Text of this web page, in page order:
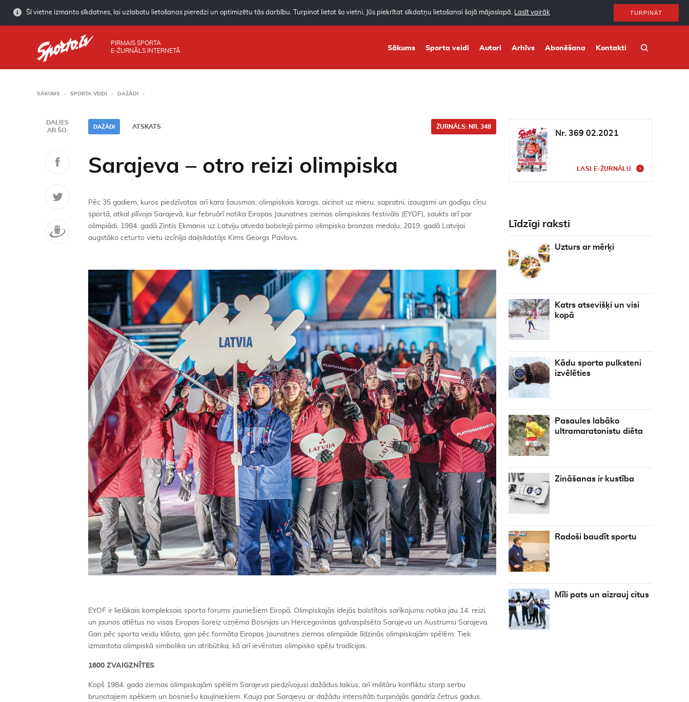
Šī vietne izmanto sīkdatnes, lai uzlabotu lietošanas pieredzi un optimizētu tās darbību. Turpinot lietot šo vietni, Jūs piekrītat sīkdatņu lietošanai šajā mājaslapā. Lasīt vairāk TURPINĀT
PIRMAIS SPORTA
E-ŽURNĀLS INTERNETĀ
Sākums Sporta veidi Autori Arhīvs Abonēšana Kontakti
SĀKUMS SPORTA VEIDI DAŽĀDI
DALIES
AR ŠO:
DAŽĀDI ŽURNĀLS: NR. 348
ATSKATS
Sarajeva – otro reizi olimpiska
Pēc 35 gadiem, kuros piedzīvotas arī kara šausmas, olimpiskais karogs, aicinot uz mieru, sapratni, izaugsmi un godīgu cīņu
sportā, atkal plīvoja Sarajevā, kur februārī notika Eiropas Jaunatnes ziemas olimpiskais festivāls (EYOF), saukts arī par
olimpiādi. 1984. gadā Zintis Ekmanis uz Latviju atveda bobslejā pirmo olimpisko bronzas medaļu, 2019. gadā Latvijai
augstāko ceturto vietu izcīnīja daiļslidotājs Kims Georgs Pavlovs.
EYOF ir lielākais kompleksais sporta forums jauniešiem Eiropā. Olimpiskajās idejās balstītais sarīkojums notika jau 14. reizi,
un jaunos atlētus no visas Eiropas šoreiz uzņēma Bosnijas un Hercegovinas galvaspilsēta Sarajeva un Austrumu Sarajeva.
Gan pēc sporta veidu klāsta, gan pēc formāta Eiropas Jaunatnes ziemas olimpiāde līdzinās olimpiskajām spēlēm. Tiek
izmantota olimpiskā simbolika un atribūtika, kā arī ievērotas olimpisko spēļu tradīcijas.
1600 ZVAIGZNĪTES
Kopš 1984. gada ziemas olimpiskajām spēlēm Sarajeva piedzīvojusi dažādus laikus, arī militāru konfliktu starp serbu
bruņotajiem spēkiem un bosniešu kaujiniekiem. Kauja par Sarajevu ar dažādu intensitāti turpinājās gandrīz četrus gadus.
Nr. 369 02.2021
LASI E-ŽURNĀLU
Līdzīgi raksti
Uzturs ar mērķi
Katrs atsevišķi un visi
kopā
Kādu sporta pulksteni
izvēlēties
Pasaules labāko
ultramaratonistu diēta
Zināšanas ir kustība
Radoši baudīt sportu
Mīli pats un aizrauj citus